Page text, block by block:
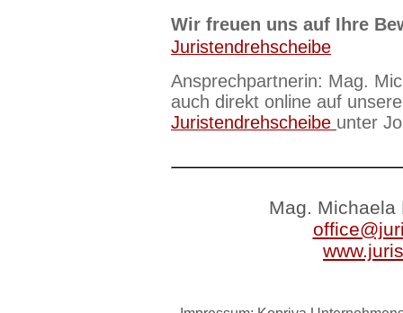
Wir freuen uns auf Ihre
Juristendrehscheibe
Ansprechpartnerin: Mag.
auch direkt online auf
Juristendrehscheibe unter
Mag. Michaela